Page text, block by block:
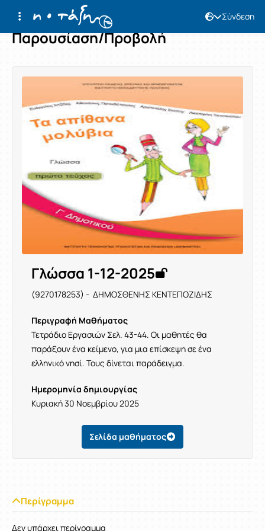
Σύνδεση
Παρουσίαση/Προβολή
Γλώσσα 1-12-2025
(9270178253) - ΔΗΜΟΣΘΕΝΗΣ ΚΕΝΤΕΠΟΖΙΔΗΣ
Περιγραφή Μαθήματος
Τετράδιο Εργασιών Σελ. 43-44. Οι μαθητές θα
παράξουν ένα κείμενο, για μια επίσκεψη σε ένα
ελληνικό νησί. Τους δίνεται παράδειγμα.
Ημερομηνία δημιουργίας
Κυριακή 30 Νοεμβρίου 2025
Σελίδα μαθήματος
Περίγραμμα
Δεν υπάρχει περίγραμμα